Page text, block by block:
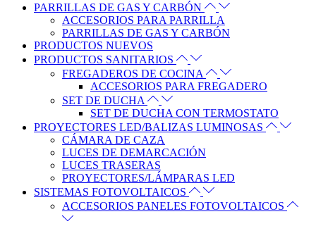
PARRILLAS DE GAS Y CARBÓN
ACCESORIOS PARA PARRILLA
PARRILLAS DE GAS Y CARBÓN
PRODUCTOS NUEVOS
PRODUCTOS SANITARIOS
FREGADEROS DE COCINA
ACCESORIOS PARA FREGADERO
SET DE DUCHA
SET DE DUCHA CON TERMOSTATO
PROYECTORES LED/BALIZAS LUMINOSAS
CÁMARA DE CAZA
LUCES DE DEMARCACIÓN
LUCES TRASERAS
PROYECTORES/LÁMPARAS LED
SISTEMAS FOTOVOLTAICOS
ACCESORIOS PANELES FOTOVOLTAICOS